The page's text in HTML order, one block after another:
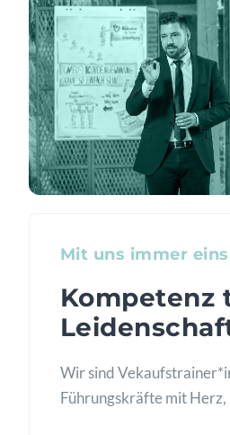
Mit uns immer
Kompetenz
Wir sind
Führungskräfte mit Herz,